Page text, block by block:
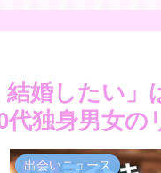
結婚したい
代独身男女
出会いニュース